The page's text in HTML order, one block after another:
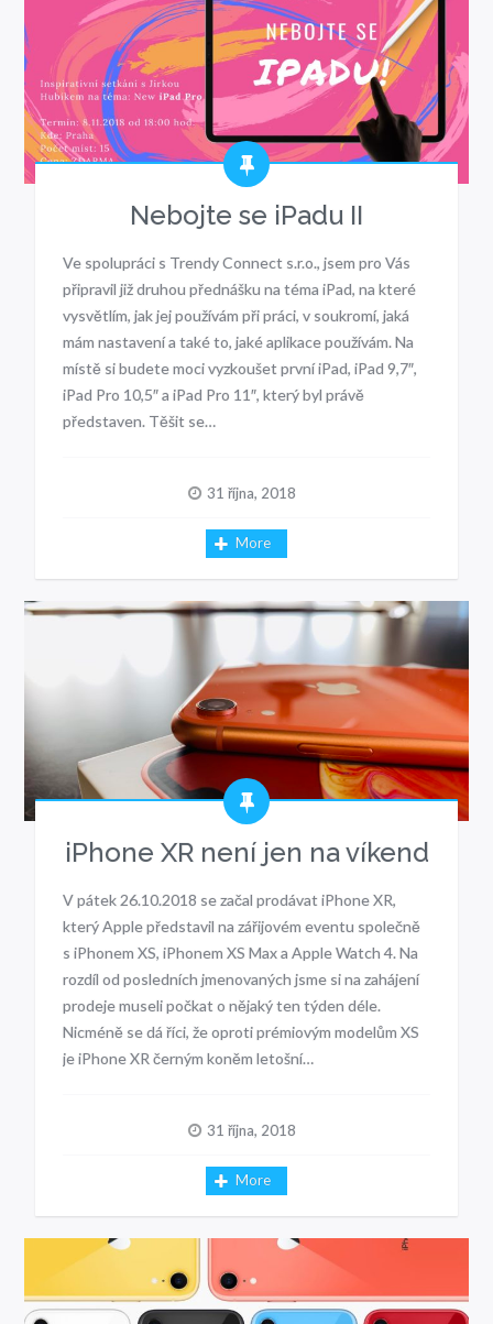
Nebojte se iPadu II
Ve spolupráci s Trendy Connect s.r.o., jsem pro Vás
připravil již druhou přednášku na téma iPad, na které
vysvětlím, jak jej používám při práci, v soukromí, jaká
mám nastavení a také to, jaké aplikace používám. Na
místě si budete moci vyzkoušet první iPad, iPad 9,7″,
iPad Pro 10,5″ a iPad Pro 11″, který byl právě
představen. Těšit se…
31 října, 2018
More
iPhone XR není jen na víkend
V pátek 26.10.2018 se začal prodávat iPhone XR,
který Apple představil na zářijovém eventu společně
s iPhonem XS, iPhonem XS Max a Apple Watch 4. Na
rozdíl od posledních jmenovaných jsme si na zahájení
prodeje museli počkat o nějaký ten týden déle.
Nicméně se dá říci, že oproti prémiovým modelům XS
je iPhone XR černým koněm letošní…
31 října, 2018
More